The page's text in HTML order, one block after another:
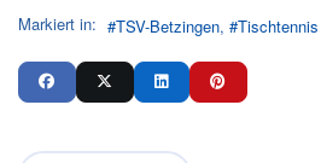
Markiert in: TSV-Betzingen Tischtennis